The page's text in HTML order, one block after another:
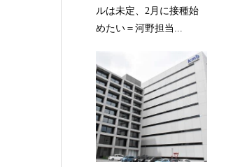
ルは未定、2月に接種始
めたい＝河野担当...